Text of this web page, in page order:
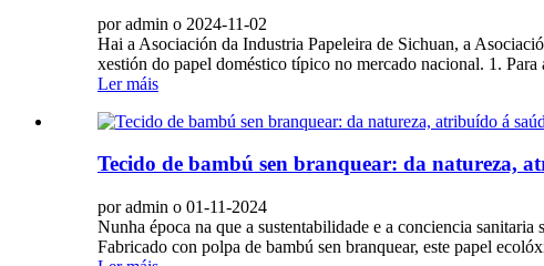
por admin o 2024-11-02
Hai a Asociación da Industria Papeleira de Sichuan, a
xestión do papel doméstico típico no mercado nacional. 1.
Ler máis
Tecido de bambú sen branquear: da natureza,
por admin o 01-11-2024
Nunha época na que a sustentabilidade e a conciencia
Fabricado con polpa de bambú sen branquear, este papel